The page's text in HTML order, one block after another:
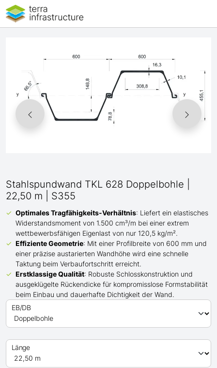
Stahlspundwand TKL 628 Doppelbohle |
22,50 m | S355
Optimales Tragfähigkeits-Verhältnis: Liefert ein elastisches
Widerstandsmoment von 1.500 cm³/m bei einer extrem
wettbewerbsfähigen Eigenlast von nur 120,5 kg/m².
Effiziente Geometrie: Mit einer Profilbreite von 600 mm und
einer präzise austarierten Wandhöhe wird eine schnelle
Taktung beim Verbaufortschritt erreicht.
Erstklassige Qualität: Robuste Schlosskonstruktion und
ausgeklügelte Rückendicke für kompromisslose Formstabilität
beim Einbau und dauerhafte Dichtigkeit der Wand.
EB/DB
Länge